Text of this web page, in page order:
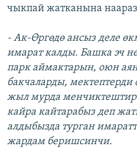
чыкпай жатканына
- Ак-Өргөдө ансыз деле
имарат калды. Башка эч
парк аймактарын, оюн
бакчаларды,
жыл мурда
кайра кайтарабыз деп
алдыбызда турган
жардам беришсинчи.